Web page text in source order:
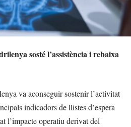
sosté l’assistència i rebaixa
va aconseguir sostenir l’activitat
indicadors de llistes d’espera
l’impacte operatiu derivat del